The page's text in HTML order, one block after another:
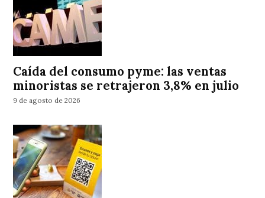
Caída del consumo pyme: las ventas
minoristas se retrajeron 3,8% en julio
9 de agosto de 2026